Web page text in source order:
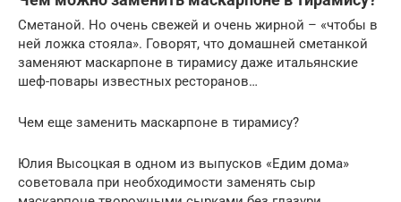
Сметаной. Но очень свежей и очень жирной – «чтобы в
ней ложка стояла». Говорят, что домашней сметанкой
заменяют маскарпоне в тирамису даже итальянские
шеф-повары известных ресторанов…
Чем еще заменить маскарпоне в тирамису?
Юлия Высоцкая в одном из выпусков «Едим дома»
советовала при необходимости заменять сыр